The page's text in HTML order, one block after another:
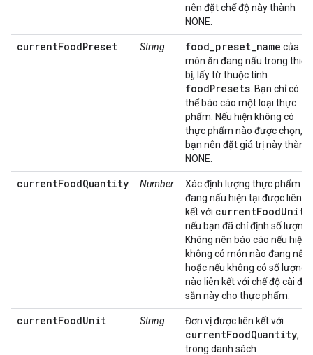
nên đặt chế độ này thành
NONE.
currentFoodPreset String food_preset_name của
món ăn đang nấu trong thiết
bị, lấy từ thuộc tính
foodPresets . Bạn chỉ có
thể báo cáo một loại thực
phẩm. Nếu hiện không có
thực phẩm nào được chọn,
bạn nên đặt giá trị này thành
NONE.
currentFoodQuantity Number
Xác định lượng thực phẩm
đang nấu hiện tại được liên
kết với currentFoodUnit
nếu bạn đã chỉ định số lượng.
Không nên báo cáo nếu hiện
không có món nào đang nấu
hoặc nếu không có số lượng
nào liên kết với chế độ cài đặt
sẵn này cho thực phẩm.
currentFoodUnit String Đơn vị được liên kết với
currentFoodQuantity,
trong danh sách